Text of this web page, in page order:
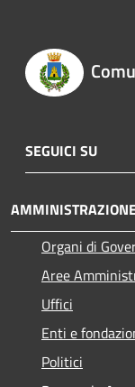
SEGUICI SU
Organi di
Aree
Uffici
Enti e
Politici